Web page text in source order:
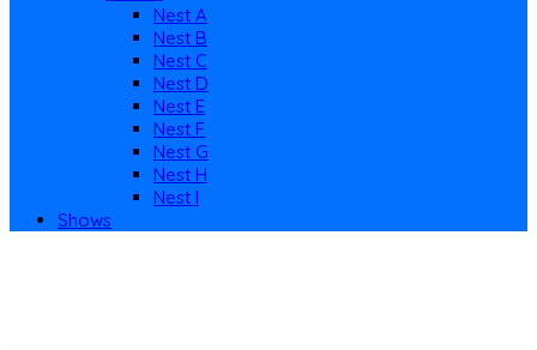
Nest A
Nest B
Nest C
Nest D
Nest E
Nest F
Nest G
Nest H
Nest I
Shows